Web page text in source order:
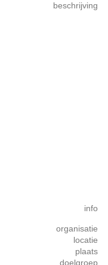
beschrijving
info
organisatie
locatie
plaats
doelgroep